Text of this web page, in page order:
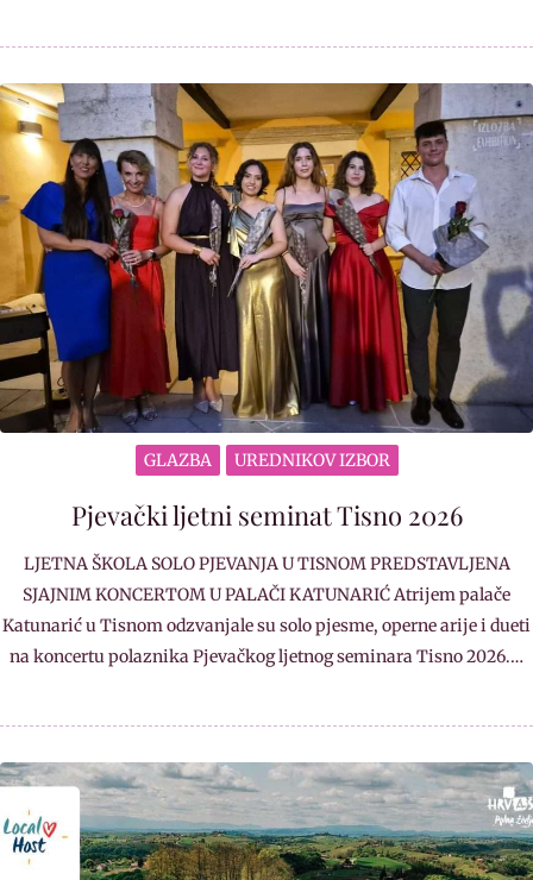
GLAZBA UREDNIKOV IZBOR
Pjevački ljetni seminat Tisno 2026
LJETNA ŠKOLA SOLO PJEVANJA U TISNOM PREDSTAVLJENA
SJAJNIM KONCERTOM U PALAČI KATUNARIĆ Atrijem palače
Katunarić u Tisnom odzvanjale su solo pjesme, operne arije i dueti
na koncertu polaznika Pjevačkog ljetnog seminara Tisno 2026.…